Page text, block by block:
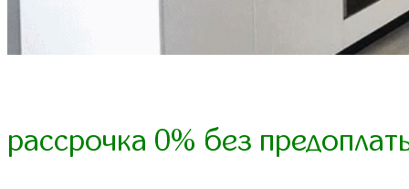
рассрочка 0% без